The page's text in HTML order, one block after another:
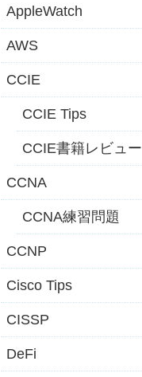
AppleWatch
AWS
CCIE
CCIE Tips
CCIE書籍レビュー
CCNA
CCNA練習問題
CCNP
Cisco Tips
CISSP
DeFi